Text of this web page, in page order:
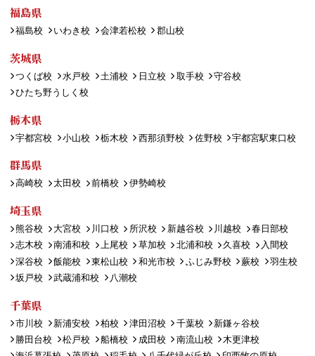
福島県
福島校 いわき校 会津若松校 郡山校
茨城県
つくば校 水戸校 土浦校 日立校 取手校
守谷校
ひたち野うしく校
栃木県
宇都宮校 小山校 栃木校 西那須野校 佐野校 宇都宮駅東口校
群馬県
高崎校 太田校 前橋校 伊勢崎校
埼玉県
熊谷校 大宮校 川口校 所沢校 新越谷校 川越校
春日部校
志木校
南浦和校 上尾校 草加校 北浦和校 久喜校
入間校
深谷校
飯能校 東松山校 和光市校 ふじみ野校 蕨校
羽生校
坂戸校
武蔵浦和校 八潮校
千葉県
市川校 新浦安校 柏校 津田沼校 千葉校
新鎌ヶ谷校
勝田台校
松戸校 船橋校 成田校 南流山校
木更津校